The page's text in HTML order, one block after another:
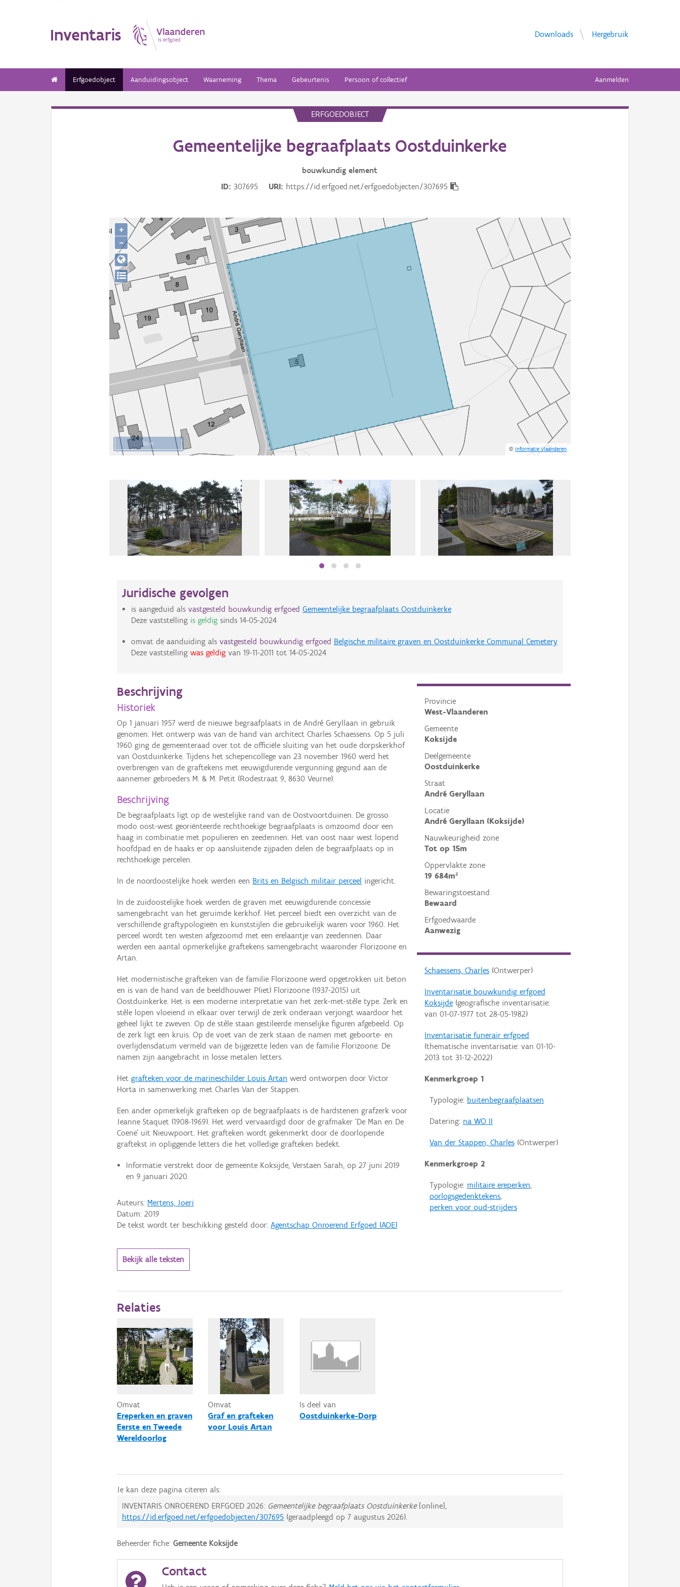
Inventaris Downloads Hergebruik
Erfgoedobject Aanduidingsobject Waarneming Thema Gebeurtenis Persoon of collectief Aanmelden
ERFGOEDOBJECT
Gemeentelijke begraafplaats Oostduinkerke
bouwkundig element
ID
307695 URI https://id.erfgoed.net/erfgoedobjecten/307695
50 m
©Informatie Vlaanderen
+
−
Juridische gevolgen
is aangeduid als vastgesteld bouwkundig erfgoed Gemeentelijke begraafplaats Oostduinkerke
Deze vaststelling is geldigsinds 14-05-2024
omvat de aanduiding als vastgesteld bouwkundig erfgoed Belgische militaire graven en Oostduinkerke Communal Cemetery
Deze vaststelling was geldigvan 19-11-2011 tot 14-05-2024
Provincie
West-Vlaanderen
Gemeente
Koksijde
Deelgemeente
Oostduinkerke
Straat
André Geryllaan
Locatie
André Geryllaan (Koksijde)
Nauwkeurigheid zone
Tot op 15m
Oppervlakte zone
19 684m²
Bewaringstoestand
Bewaard
Erfgoedwaarde
Aanwezig
Schaessens, Charles(Ontwerper)
Inventarisatie bouwkundig erfgoed
Koksijde(geografische inventarisatie:
van 01-07-1977tot 28-05-1982)
Inventarisatie funerair erfgoed
(thematische inventarisatie: van 01-10-
2013 tot 31-12-2022)
Kenmerkgroep 1
Typologie: buitenbegraafplaatsen
Datering: na WO II
Van der Stappen, Charles(Ontwerper)
Kenmerkgroep 2
Typologie: militaire ereperken,
oorlogsgedenktekens,
perken voor oud-strijders
Beschrijving
Historiek
Op 1 januari 1957 werd de nieuwe begraafplaats in de André Geryllaan in gebruik
genomen. Het ontwerp was van de hand van architect Charles Schaessens. Op 5 juli
1960 ging de gemeenteraad over tot de officiële sluiting van het oude dorpskerkhof
van Oostduinkerke. Tijdens het schepencollege van 23 november 1960 werd het
overbrengen van de graftekens met eeuwigdurende vergunning gegund aan de
aannemer gebroeders M. & M. Petit (Rodestraat 9, 8630 Veurne).
Beschrijving
De begraafplaats ligt op de westelijke rand van de Oostvoortduinen. De grosso
modo oost-west georiënteerde rechthoekige begraafplaats is omzoomd door een
haag in combinatie met populieren en zeedennen. Het van oost naar west lopend
hoofdpad en de haaks er op aansluitende zijpaden delen de begraafplaats op in
rechthoekige percelen.
In de noordoostelijke hoek werden een Brits en Belgisch militair perceel ingericht.
In de zuidoostelijke hoek werden de graven met eeuwigdurende concessie
samengebracht van het geruimde kerkhof. Het perceel biedt een overzicht van de
verschillende graftypologieën en kunststijlen die gebruikelijk waren voor 1960. Het
perceel wordt ten westen afgezoomd met een erelaantje van zeedennen. Daar
werden een aantal opmerkelijke graftekens samengebracht waaronder Florizoone en
Artan.
Het modernistische grafteken van de familie Florizoone werd opgetrokken uit beton
en is van de hand van de beeldhouwer P(iet) Florizoone (1937-2015) uit
Oostduinkerke. Het is een moderne interpretatie van het zerk-met-stèle type. Zerk en
stèle lopen vloeiend in elkaar over terwijl de zerk onderaan verjongt waardoor het
geheel lijkt te zweven. Op de stèle staan gestileerde menselijke figuren afgebeeld. Op
de zerk ligt een kruis. Op de voet van de zerk staan de namen met geboorte- en
overlijdensdatum vermeld van de bijgezette leden van de familie Florizoone. De
namen zijn aangebracht in losse metalen letters.
Hetgrafteken voor de marineschilder Louis Artan werd ontworpen door Victor
Horta in samenwerking met Charles Van der Stappen.
Een ander opmerkelijk grafteken op de begraafplaats is de hardstenen grafzerk voor
Jeanne Staquet (1908-1969). Het werd vervaardigd door de grafmaker ‘De Man en De
Coene’ uit Nieuwpoort. Het grafteken wordt gekenmerkt door de doorlopende
graftekst in opliggende letters die het volledige grafteken bedekt.
Informatie verstrekt door de gemeente Koksijde, Verstaen Sarah, op 27 juni 2019
en 9 januari 2020.
Auteurs: Mertens, Joeri
Datum:2019
De tekst wordt ter beschikking gesteld door:Agentschap Onroerend Erfgoed (AOE)
Bekijk alle teksten
Relaties
Omvat
Ereperken en graven
Eerste en Tweede
Wereldoorlog
Omvat
Graf en grafteken
voor Louis Artan
Is deel van
Oostduinkerke-Dorp
Je kan deze pagina citeren als:
INVENTARIS ONROEREND ERFGOED 2026: Gemeentelijke begraafplaats Oostduinkerke[online],
https://id.erfgoed.net/erfgoedobjecten/307695 (geraadpleegd op7 augustus 2026).
Beheerder fiche:Gemeente Koksijde
Contact